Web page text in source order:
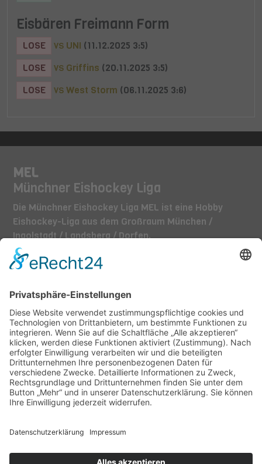
Eisbären Freimann Form
LOSE VS UNI (11.12.2025 3:5)
LOSE
VS Griffins (20.11.2025 3:5)
LOSE
VS West Storm (06.11.2025 3:6)
MEL
Münchner Eishockey Liga
Die Münchner Eishockey Liga MEL ist eine Hobby
Eishockey-Liga aus dem Großraum München /
Ingolstadt / Landsberg / Dorfen.
TEAMS